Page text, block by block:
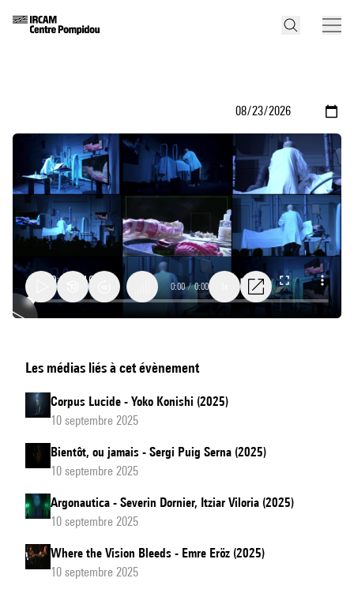
0:00 / 0:00
Les médias liés à cet évènement
Corpus Lucide - Yoko Konishi (2025)
10 septembre 2025
Bientôt, ou jamais - Sergi Puig Serna (2025)
10 septembre 2025
Argonautica - Severin Dornier, Itziar Viloria (2025)
10 septembre 2025
Where the Vision Bleeds - Emre Eröz (2025)
10 septembre 2025